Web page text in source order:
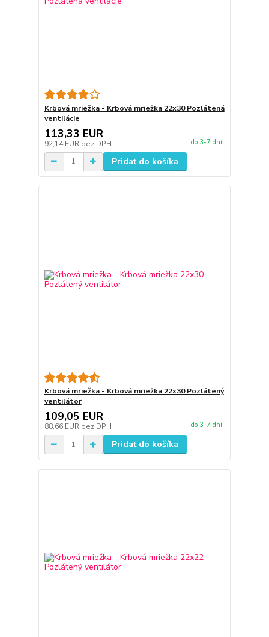
Krbová mriežka - Krbová mriežka 22x30 Pozlátená
ventilácie
113,33 EUR
92,14 EUR bez DPH do 3-7 dní
Pridať do košíka
Krbová mriežka - Krbová mriežka 22x30 Pozlátený
ventilátor
109,05 EUR
88,66 EUR bez DPH do 3-7 dní
Pridať do košíka